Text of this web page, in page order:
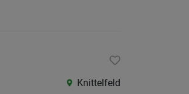
Knittelfeld